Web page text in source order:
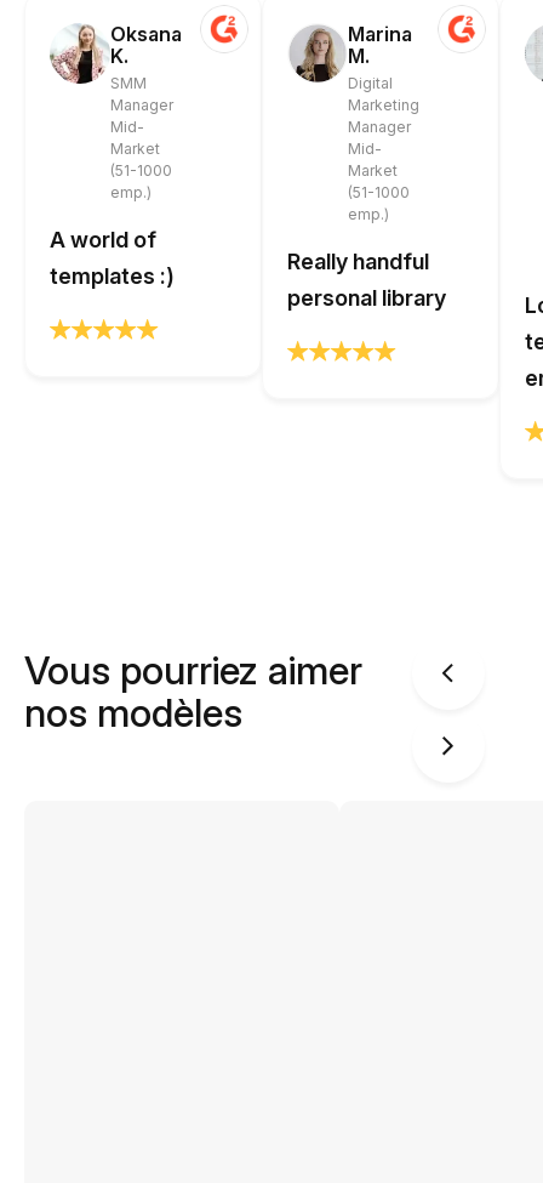
Oksana
K.
SMM
Manager
Mid-
Market
(51-1000
emp.)
A world of
templates :)
Marina
M.
Digital
Marketing
Manager
Mid-
Market
(51-1000
emp.)
Really handful
personal library
Vous pourriez aimer
nos modèles